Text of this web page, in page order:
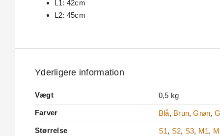
L1: 42cm
L2: 45cm
Yderligere information
Vægt 0,5 kg
Farver Blå, Brun,Grøn,
Størrelse S1, S2, S3, M1,